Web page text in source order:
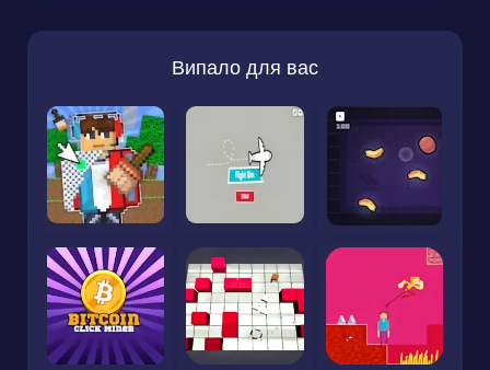
Випало для вас